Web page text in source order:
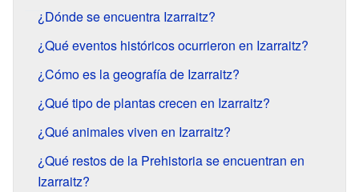
¿Dónde se encuentra Izarraitz?
¿Qué eventos históricos ocurrieron en Izarraitz?
¿Cómo es la geografía de Izarraitz?
¿Qué tipo de plantas crecen en Izarraitz?
¿Qué animales viven en Izarraitz?
¿Qué restos de la Prehistoria se encuentran en
Izarraitz?